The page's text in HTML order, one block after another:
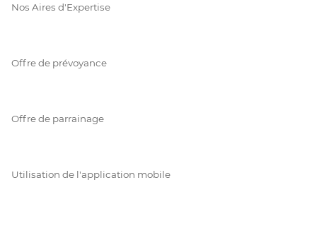
Nos Aires d'Expertise
Offre de prévoyance
Offre de parrainage
Utilisation de l'application mobile